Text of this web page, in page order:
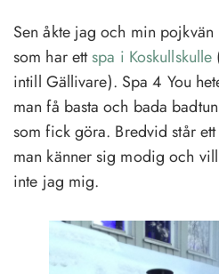
Sen åkte jag och min
som har ettspa i Koskullskulle
intill Gällivare). Spa 4 You
man få basta och bada
som fick göra. Bredvid står
man känner sig modig och
inte jag mig.